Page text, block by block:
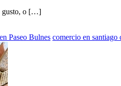
gusto, o […]
Paseo Bulnes comercio en santiago